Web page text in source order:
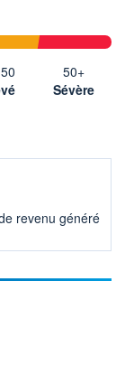
50+
Sévère
revenu généré